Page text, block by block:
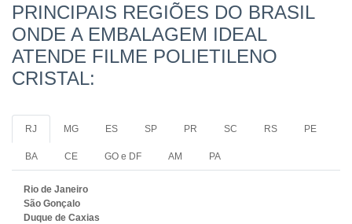
PRINCIPAIS REGIÕES DO BRASIL
ONDE A EMBALAGEM IDEAL
ATENDE FILME POLIETILENO
CRISTAL:
RJ MG ES SP PR SC RS PE
BA CE GO e DF AM PA
Rio de Janeiro
São Gonçalo
Duque de Caxias